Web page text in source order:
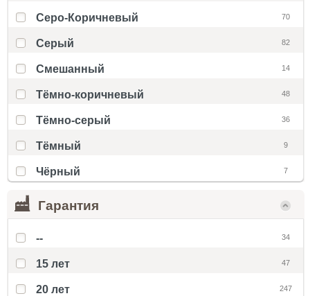
Серо-Коричневый 70
Серый 82
Смешанный 14
Тёмно-коричневый 48
Тёмно-серый 36
Тёмный 9
Чёрный 7
Гарантия
-- 34
15 лет 47
20 лет 247